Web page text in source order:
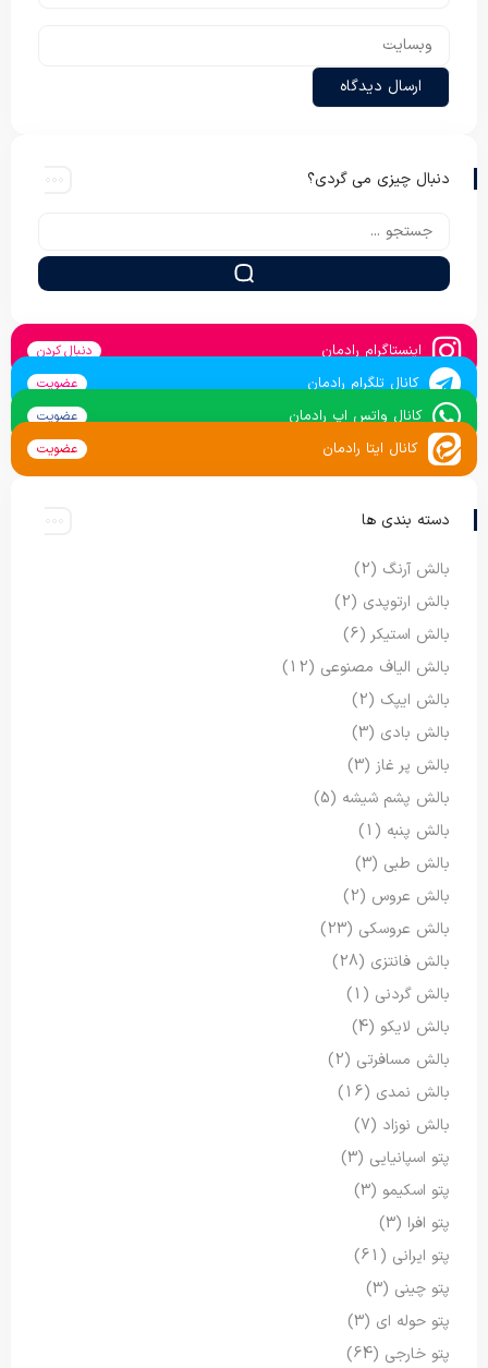
دنبال چیزی می گردی؟
اینستاگرام رادمان دنبال کردن
کانال تلگرام رادمان عضویت
کانال واتس اپ رادمان عضویت
کانال ایتا رادمان عضویت
دسته بندی ها
بالش آرنگ (2)
بالش ارتوپدی (2)
بالش استیکر (6)
بالش الیاف مصنوعی (12)
بالش ایپک (2)
بالش بادی (3)
بالش پر غاز (3)
بالش پشم شیشه (5)
بالش پنبه (1)
بالش طبی (3)
بالش عروس (2)
بالش عروسکی (23)
بالش فانتزی (28)
بالش گردنی (1)
بالش لایکو (4)
بالش مسافرتی (2)
بالش نمدی (16)
بالش نوزاد (7)
پتو اسپانیایی (3)
پتو اسکیمو (3)
پتو افرا (3)
پتو ایرانی (61)
پتو چینی (3)
پتو حوله ای (3)
پتو خارجی (64)